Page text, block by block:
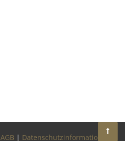
AGB | Datenschutzinformationen